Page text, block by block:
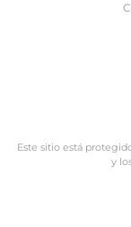
Este sitio está
y